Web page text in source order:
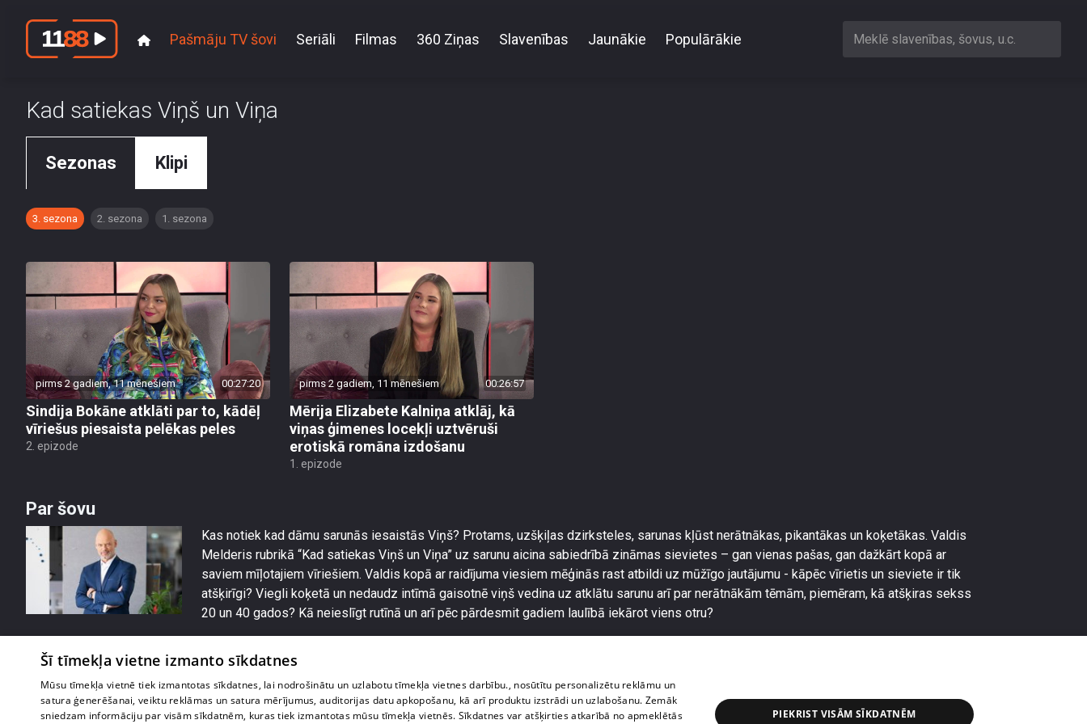
Pašmāju TV šovi Seriāli Filmas 360 Ziņas Slavenības Jaunākie Populārākie Meklē slavenības, šovus, u.c.
Kad satiekas Viņš un Viņa
Sezonas Klipi
3. sezona 2. sezona 1. sezona
pirms 2 gadiem, 11 mēnešiem 00:27:20
Sindija Bokāne atklāti par to, kādēļ
vīriešus piesaista pelēkas peles
2. epizode
pirms 2 gadiem, 11 mēnešiem 00:26:57
Mērija Elizabete Kalniņa atklāj, kā
viņas ģimenes locekļi uztvēruši
erotiskā romāna izdošanu
1. epizode
Par šovu
Kas notiek kad dāmu sarunās iesaistās Viņš? Protams, uzšķiļas dzirksteles, sarunas kļūst nerātnākas, pikantākas un koķetākas. Valdis
Melderis rubrikā “Kad satiekas Viņš un Viņa” uz sarunu aicina sabiedrībā zināmas sievietes – gan vienas pašas, gan dažkārt kopā ar
saviem mīļotajiem vīriešiem. Valdis kopā ar raidījuma viesiem mēģinās rast atbildi uz mūžīgo jautājumu - kāpēc vīrietis un sieviete ir tik
atšķirīgi? Viegli koķetā un nedaudz intīmā gaisotnē viņš vedina uz atklātu sarunu arī par nerātnākām tēmām, piemēram, kā atšķiras sekss
20 un 40 gados? Kā neieslīgt rutīnā un arī pēc pārdesmit gadiem laulībā iekārot viens otru?
Šī tīmekļa vietne izmanto sīkdatnes
Mūsu tīmekļa vietnē tiek izmantotas sīkdatnes, lai nodrošinātu un uzlabotu tīmekļa vietnes darbību., nosūtītu personalizētu reklāmu un
satura ģenerēšanai, veiktu reklāmas un satura mērījumus, auditorijas datu apkopošanu, kā arī produktu izstrādi un uzlabošanu. Zemāk
sniedzam informāciju par visām sīkdatnēm, kuras tiek izmantotas mūsu tīmekļa vietnēs. Sīkdatnes var atšķirties atkarībā no apmeklētās
PIEKRIST VISĀM SĪKDATNĒM